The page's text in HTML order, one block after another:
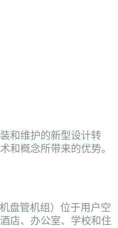
和维护的新型设计转
和概念所带来的优势。
盘管机组）位于用户空
店、办公室、学校和住